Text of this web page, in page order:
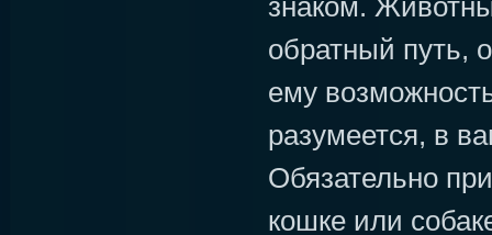
знаком.
обратный путь,
ему
разумеется, в
Обязательно
кошке или